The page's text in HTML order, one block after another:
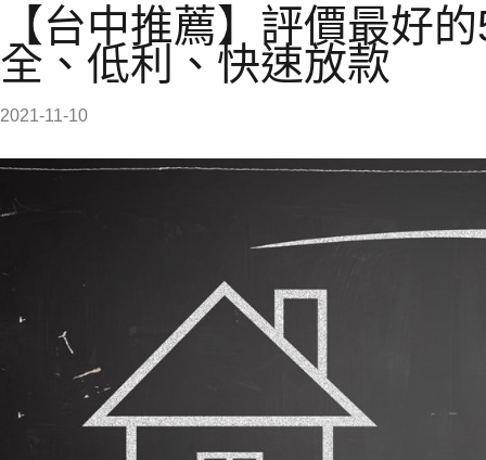
【台中推薦】評價最好
全、低利、快速放款
2021-11-10